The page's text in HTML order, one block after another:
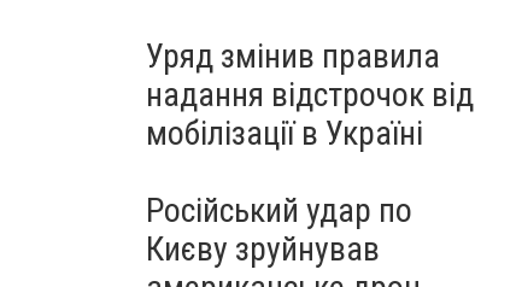
Уряд змінив правила
надання відстрочок від
мобілізації в Україні
Російський удар по
Києву зруйнував